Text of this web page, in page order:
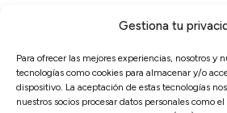
Gestiona tu
Para ofrecer las mejores experiencias, nosotros y
tecnologías como cookies para almacenar y/o
dispositivo. La aceptación de estas tecnologías
nuestros socios procesar datos personales como
4,6
Basado en3128opiniones
Ver más opiniones